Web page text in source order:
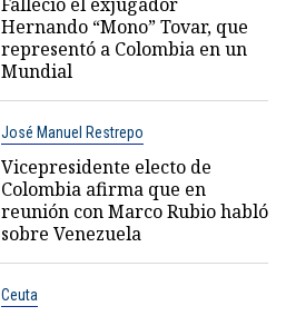
Hernando “Mono” Tovar, que
representó a Colombia en un
Mundial
José Manuel Restrepo
Vicepresidente electo de
Colombia afirma que en
reunión con Marco Rubio habló
sobre Venezuela
Ceuta